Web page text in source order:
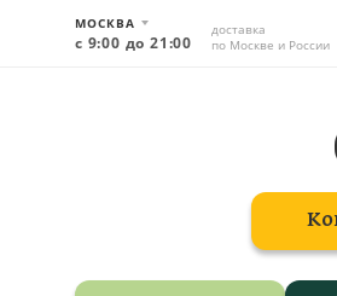
МОСКВА
с 9:00 до 21:00
доставка
по Москве и России